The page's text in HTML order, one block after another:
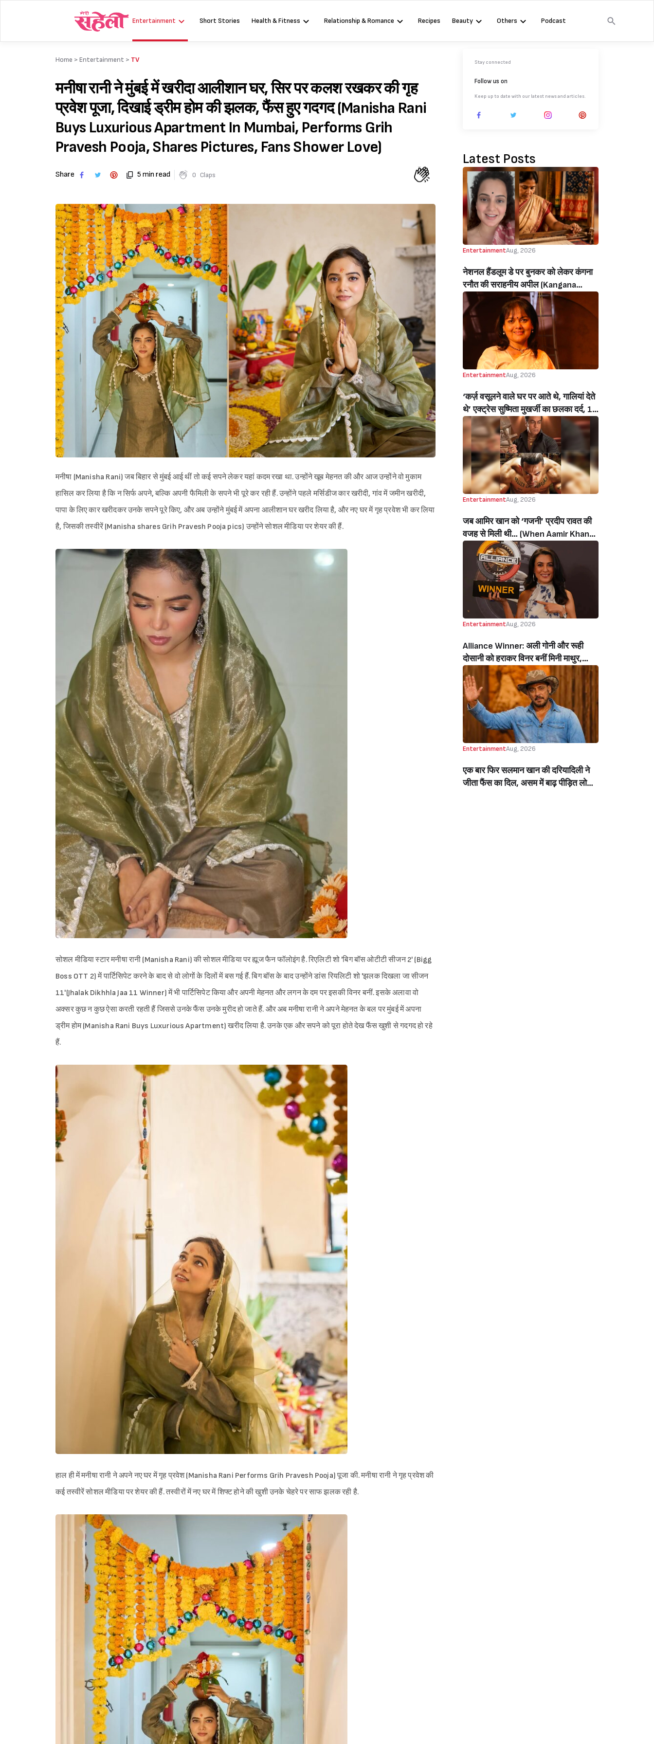
Entertainment Short Stories Health & Fitness Relationship & Romance Recipes Beauty Others Podcast
Home > Entertainment > TV
मनीषा रानी ने मुंबई में खरीदा आलीशान घर, सिर पर कलश रखकर की गृह
प्रवेश पूजा, दिखाई ड्रीम होम की झलक, फैंस हुए गदगद (Manisha Rani
Buys Luxurious Apartment In Mumbai, Performs Grih
Pravesh Pooja, Shares Pictures, Fans Shower Love)
Share 5 min read 0 Claps
मनीषा (Manisha Rani) जब बिहार से मुंबई आई थीं तो कई सपने लेकर यहां कदम रखा था. उन्होंने खूब मेहनत की और आज उन्होंने वो मुकाम
हासिल कर लिया है कि न सिर्फ अपने, बल्कि अपनी फैमिली के सपने भी पूरे कर रही हैं. उन्होंने पहले मर्सिडीज कार खरीदी, गांव में जमीन खरीदी,
पापा के लिए कार खरीदकर उनके सपने पूरे किए, और अब उन्होंने मुंबई में अपना आलीशान घर खरीद लिया है, और नए घर में गृह प्रवेश भी कर लिया
है, जिसकी तस्वीरें (Manisha shares Grih Pravesh Pooja pics) उन्होंने सोशल मीडिया पर शेयर की हैं.
सोशल मीडिया स्टार मनीषा रानी (Manisha Rani) की सोशल मीडिया पर ह्यूज फैन फॉलोइंग है. रिएलिटी शो 'बिग बॉस ओटीटी सीजन 2' (Bigg
Boss OTT 2) में पार्टिसिपेट करने के बाद से वो लोगों के दिलों में बस गई हैं. बिग बॉस के बाद उन्होंने डांस रियलिटी शो 'झलक दिखला जा सीजन
11'(Jhalak Dikhhla Jaa 11 Winner) में भी पार्टिसिपेट किया और अपनी मेहनत और लगन के दम पर इसकी विनर बनीं. इसके अलावा वो
अक्सर कुछ न कुछ ऐसा करती रहती हैं जिससे उनके फैंस उनके मुरीद हो जाते हैं. और अब मनीषा रानी ने अपने मेहनत के बल पर मुंबई में अपना
ड्रीम होम (Manisha Rani Buys Luxurious Apartment) खरीद लिया है. उनके एक और सपने को पूरा होते देख फैंस खुशी से गदगद हो रहे
हैं.
हाल ही में मनीषा रानी ने अपने नए घर में गृह प्रवेश (Manisha Rani Performs Grih Pravesh Pooja) पूजा की. मनीषा रानी ने गृह प्रवेश की
कई तस्वीरें सोशल मीडिया पर शेयर की हैं. तस्वीरों में नए घर में शिफ्ट होने की खुशी उनके चेहरे पर साफ झलक रही है.
Stay connected
Follow us on
Keep up to date with our latest news and articles.
Latest Posts
EntertainmentAug, 2026
नेशनल हैंडलूम डे पर बुनकर को लेकर कंगना
रनौत की सराहनीय अपील (Kangana
Ranaut’s Commendable Appeal
Regarding Weavers On National
Handloom Day)
EntertainmentAug, 2026
‘कर्ज़ वसूलने वाले घर पर आते थे, गालियां देते
थे’ एक्ट्रेस सुष्मिता मुखर्जी का छलका दर्द, 1
करोड़ का कर्ज उतारने के लिए करनी पड़ी थी
C ग्रेड फिल्में, बोलीं- ‘मैंने अपनी आत्मा बेच दी
थी’ (‘I Sold My Soul’ Actress
Sushmita Mukherjee Recalls Doing
C-Grade Films To Pay Loan)
EntertainmentAug, 2026
जब आमिर खान को ‘गजनी’ प्रदीप रावत की
वजह से मिली थी… (When Aamir Khan
Got ‘Ghajini’ Because Of Pradeep
Rawat)
EntertainmentAug, 2026
Alliance Winner: अली गोनी और रूही
दोसानी को हराकर विनर बनीं मिनी माथुर,
इनाम में मिले 50 लाख रुपये और चमचमाती ही
ट्रॉफी (Mini Mathur Lifts Trophy
Beats Aly Goni And Ruhee Dosani)
EntertainmentAug, 2026
एक बार फिर सलमान खान की दरियादिली ने
जीता फैंस का दिल, असम में बाढ़ पीड़ित लोगों